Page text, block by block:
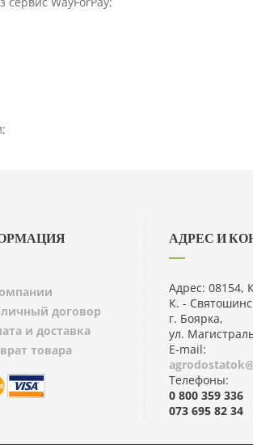
договор
и доставка
товара
АДРЕС И
Адрес: 08154,
К. -
г. Боярка,
ул.
E-mail:
Телефоны:
0 800 359 336
073 695 82 34